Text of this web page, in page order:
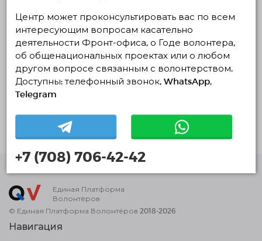
человека.
Волонтерская деятельность
Реализуемые Планируемые Завершенные
Единая Платформа
Волонтёров
© Единая Платформа Волонтёров 2018-2026
Навигация
Центр может проконсультировать вас по всем
интересующим вопросам касательно
деятельности Фронт-офиса, о Годе волонтера,
об общенациональных проектах или о любом
другом вопросе связанным с волонтерством.
Доступны: телефонный звонок, WhatsApp,
Telegram
+7 (708) 706-42-42